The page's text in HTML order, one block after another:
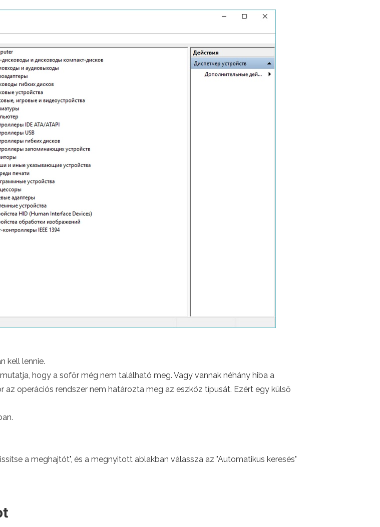
kell lennie.
hogy a sofőr még nem található meg. Vagy vannak néhány hiba a
az operációs rendszer nem határozta meg az eszköz típusát. Ezért egy külső
a meghajtót", és a megnyitott ablakban válassza az "Automatikus keresés"